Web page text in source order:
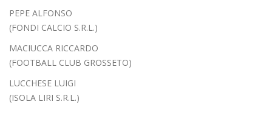
PEPE ALFONSO
(FONDI CALCIO S.R.L.)
MACIUCCA RICCARDO
(FOOTBALL CLUB GROSSETO)
LUCCHESE LUIGI
(ISOLA LIRI S.R.L.)